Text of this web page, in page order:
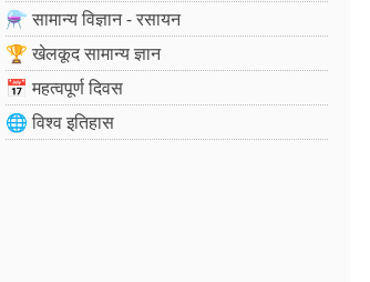
⚗️ सामान्य विज्ञान - रसायन
🏆 खेलकूद सामान्य ज्ञान
📅 महत्वपूर्ण दिवस
🌐 विश्व इतिहास